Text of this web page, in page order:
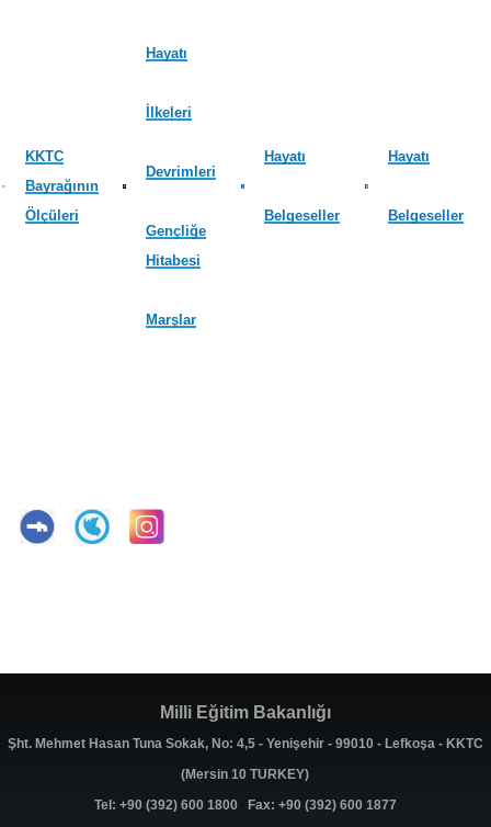
KKTC
Bayrağının
Ölçüleri
Hayatı
İlkeleri
Devrimleri
Gençliğe
Hitabesi
Marşlar
Hayatı
Belgeseller
Hayatı
Belgeseller
Milli Eğitim Bakanlığı
Şht. Mehmet Hasan Tuna Sokak, No: 4,5 - Yenişehir - 99010 - Lefkoşa - KKTC
(Mersin 10 TURKEY)
Tel: +90 (392) 600 1800 Fax: +90 (392) 600 1877